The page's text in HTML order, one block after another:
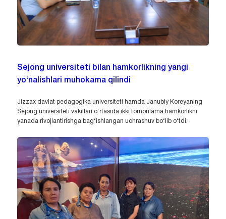
Sejong universiteti bilan hamkorlikning yangi
yo‘nalishlari muhokama qilindi
Jizzax davlat pedagogika universiteti hamda Janubiy Koreyaning
Sejong universiteti vakillari o‘rtasida ikki tomonlama hamkorlikni
yanada rivojlantirishga bag‘ishlangan uchrashuv bo‘lib o‘tdi.